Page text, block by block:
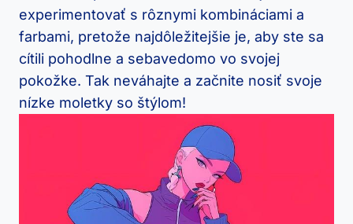
experimentovať s rôznymi kombináciami a
farbami, pretože najdôležitejšie je, aby ste sa
cítili pohodlne a sebavedomo vo svojej
pokožke. Tak neváhajte a začnite nosiť svoje
nízke moletky so štýlom!